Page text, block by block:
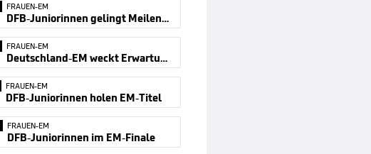
FRAUEN-EM
DFB-Juniorinnen gelingt Meilenstein
FRAUEN-EM
Deutschland-EM weckt Erwartungen
FRAUEN-EM
DFB-Juniorinnen holen EM-Titel
FRAUEN-EM
DFB-Juniorinnen im EM-Finale